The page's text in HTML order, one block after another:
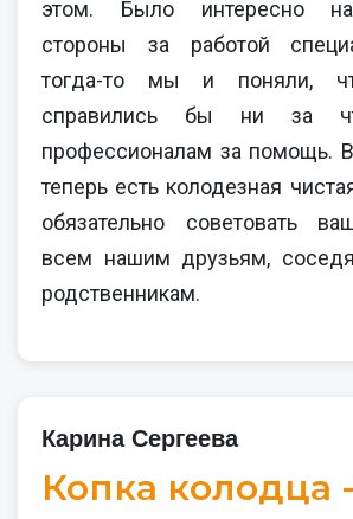
этом. Было интересно
стороны за работой
тогда-то мы и поняли,
справились бы ни за
профессионалам за помощь.
теперь есть колодезная
обязательно советовать
всем нашим друзьям,
родственникам.
Карина Сергеева
Копка колодца -